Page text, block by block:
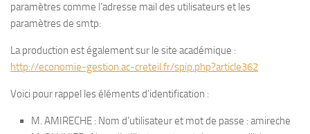
paramètres comme l’adresse mail des utilisateurs et les
paramètres de smtp:
La production est également sur le site académique :
http://economie-gestion.ac-creteil.fr/spip.php?article362
Voici pour rappel les éléments d’identification :
M. AMIRECHE : Nom d’utilisateur et mot de passe : amireche